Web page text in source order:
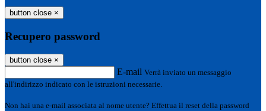
button close ×
Recupero password
button close ×
E-mail Verrà inviato un messaggio
all'indirizzo indicato con le istruzioni necessarie.
Non hai una e-mail associata al nome utente? Effettua il reset della password